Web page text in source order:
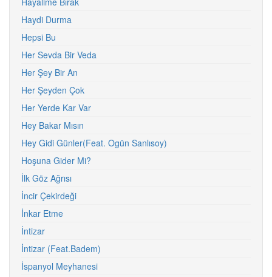
Haydi Durma
Hepsi Bu
Her Sevda Bir Veda
Her Şey Bir An
Her Şeyden Çok
Her Yerde Kar Var
Hey Bakar Mısın
Hey Gidi Günler(Feat. Ogün Sanlısoy)
Hoşuna Gider Mi?
İlk Göz Ağrısı
İncir Çekirdeği
İnkar Etme
İntizar
İntizar (Feat.Badem)
İspanyol Meyhanesi